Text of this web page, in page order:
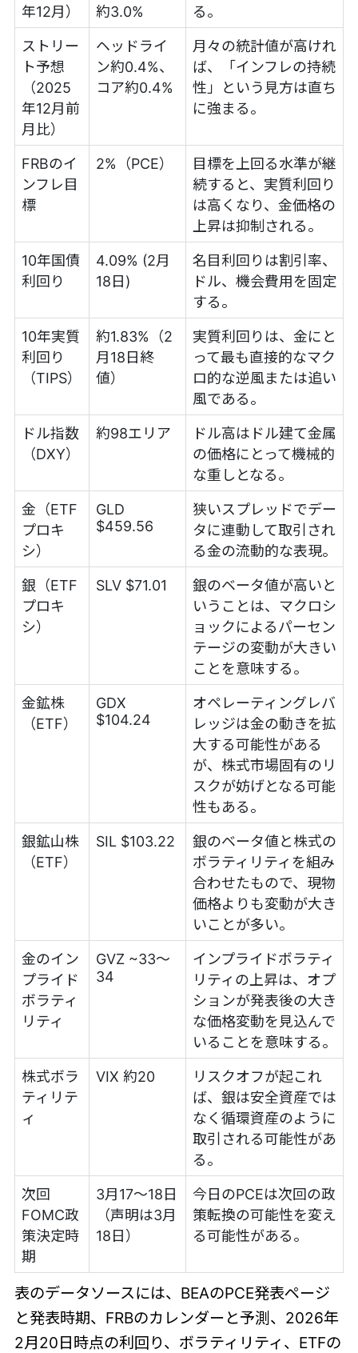
年12月）
約3.0%
る。
ストリー
ト予想
（2025
年12月前
月比）
ヘッドライ
ン約0.4%、
コア約0.4%
月々の統計値が高けれ
ば、「インフレの持続
性」という見方は直ち
に強まる。
FRBのイ
ンフレ目
標
2%（PCE）
目標を上回る水準が継
続すると、実質利回り
は高くなり、金価格の
上昇は抑制される。
10年国債
利回り
4.09% (2月
18日)
名目利回りは割引率、
ドル、機会費用を固定
する。
10年実質
利回り
（TIPS）
約1.83%（2
月18日終
値）
実質利回りは、金にと
って最も直接的なマク
ロ的な逆風または追い
風である。
ドル指数
（DXY）
約98エリア
ドル高はドル建て金属
の価格にとって機械的
な重しとなる。
金（ETF
プロキ
シ）
GLD
$459.56
狭いスプレッドでデー
タに連動して取引され
る金の流動的な表現。
銀（ETF
プロキ
シ）
SLV $71.01
銀のベータ値が高いと
いうことは、マクロシ
ョックによるパーセン
テージの変動が大きい
ことを意味する。
金鉱株
（ETF）
GDX
$104.24
オペレーティングレバ
レッジは金の動きを拡
大する可能性がある
が、株式市場固有のリ
スクが妨げとなる可能
性もある。
銀鉱山株
（ETF）
SIL $103.22
銀のベータ値と株式の
ボラティリティを組み
合わせたもので、現物
価格よりも変動が大き
いことが多い。
金のイン
プライド
ボラティ
リティ
GVZ ~33～
34
インプライドボラティ
リティの上昇は、オプ
ションが発表後の大き
な価格変動を見込んで
いることを意味する。
株式ボラ
ティリテ
ィ
VIX 約20
リスクオフが起これ
ば、銀は安全資産では
なく循環資産のように
取引される可能性があ
る。
次回
FOMC政
策決定時
期
3月17～18日
（声明は3月
18日）
今日のPCEは次回の政
策転換の可能性を変え
る可能性がある。
表のデータソースには、BEAのPCE発表ページ
と発表時期、FRBのカレンダーと予測、2026年
2月20日時点の利回り、ボラティリティ、ETFの